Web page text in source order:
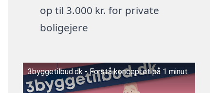
op til 3.000 kr. for private
boligejere
3byggetilbud.dk - Forstå konceptet på 1 minut